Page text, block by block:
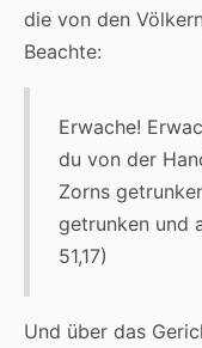
die von den
Beachte:
Erwache!
du von der
Zorns
getrunken und
51,17)
Und über das